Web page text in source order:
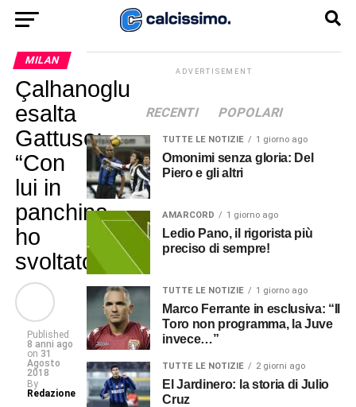
MILAN
Çalhanoglu
esalta
Gattuso:
“Con
lui in
panchina
ho
svoltato”
Published
8 anni ago
on 31
Agosto
2018
By
Redazione
ADVERTISEMENT
RECENTI POPOLARI
TUTTE LE NOTIZIE 1 giorno ago
Omonimi senza gloria: Del
Piero e gli altri
AMARCORD 1 giorno ago
Ledio Pano, il rigorista più
preciso di sempre!
TUTTE LE NOTIZIE 1 giorno ago
Marco Ferrante in esclusiva: “Il
Toro non programma, la Juve
invece…”
TUTTE LE NOTIZIE 2 giorni ago
El Jardinero: la storia di Julio
Cruz